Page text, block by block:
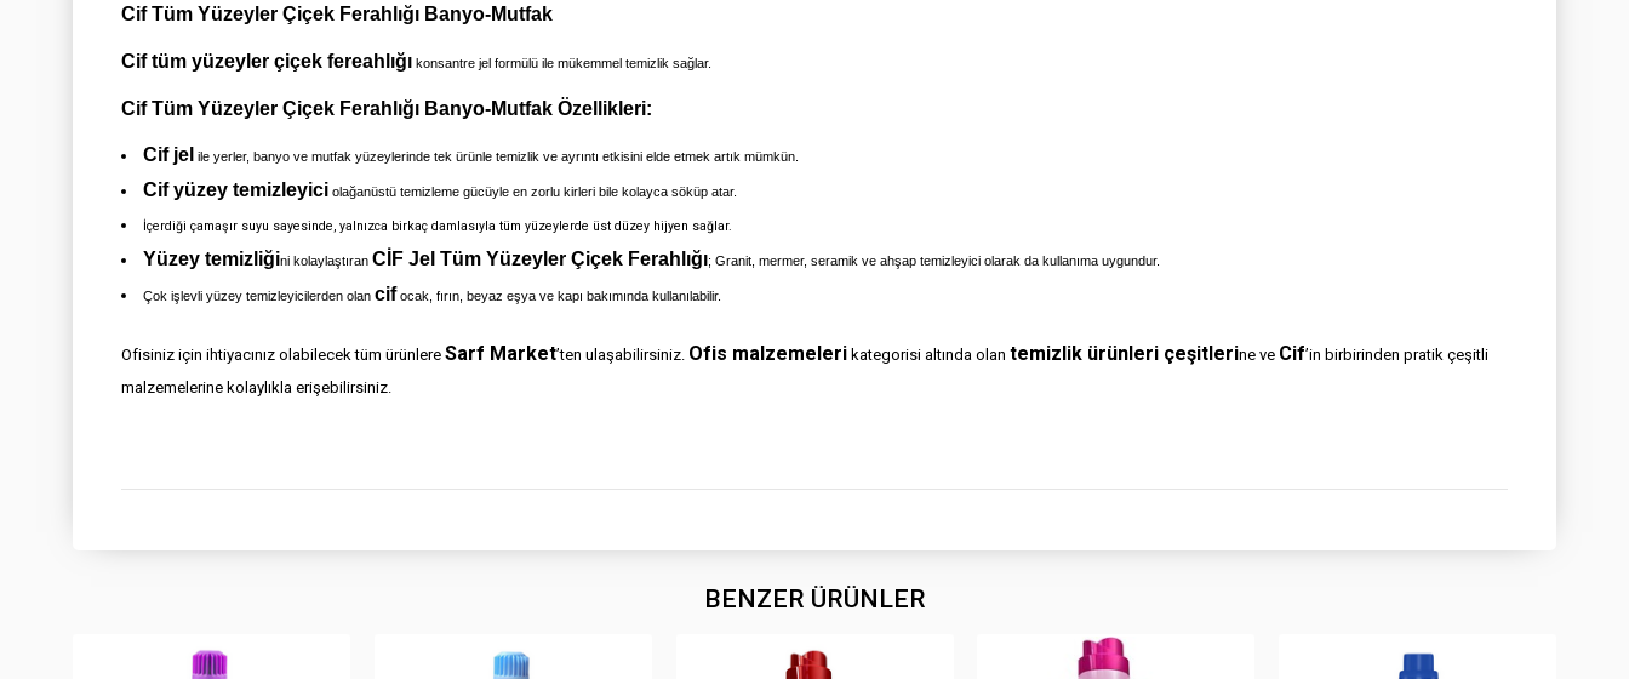
Cif Tüm Yüzeyler Çiçek Ferahlığı Banyo-Mutfak
Cif tüm yüzeyler çiçek fereahlığı konsantre jel formülü ile mükemmel temizlik sağlar.
Cif Tüm Yüzeyler Çiçek Ferahlığı Banyo-Mutfak Özellikleri:
Cif jel ile yerler, banyo ve mutfak yüzeylerinde tek ürünle temizlik ve ayrıntı etkisini elde etmek artık mümkün.
Cif yüzey temizleyici olağanüstü temizleme gücüyle en zorlu kirleri bile kolayca söküp atar.
İçerdiği çamaşır suyu sayesinde, yalnızca birkaç damlasıyla tüm yüzeylerde üst düzey hijyen sağlar.
Yüzey temizliğini kolaylaştıran CİF Jel Tüm Yüzeyler Çiçek Ferahlığı; Granit, mermer, seramik ve ahşap temizleyici olarak da kullanıma uygundur.
Çok işlevli yüzey temizleyicilerden olan cifocak, fırın, beyaz eşya ve kapı bakımında kullanılabilir.
Ofisiniz için ihtiyacınız olabilecek tüm ürünlere Sarf Market’ten ulaşabilirsiniz. Ofis malzemeleri kategorisi altında olan temizlik ürünleri çeşitlerine ve Cif’in birbirinden pratik çeşitli
malzemelerine kolaylıkla erişebilirsiniz.
BENZER ÜRÜNLER